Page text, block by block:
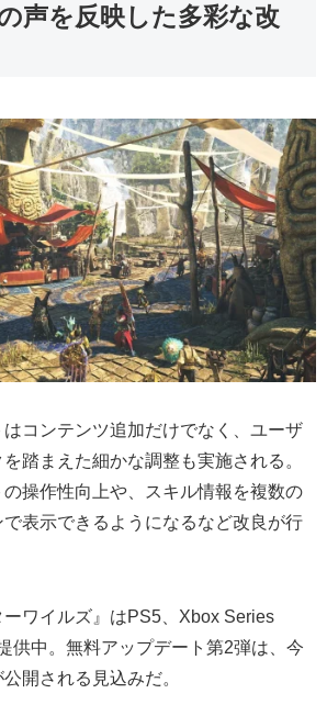
声を反映した多彩な改
コンテンツ追加だけでなく、ユーザ
踏まえた細かな調整も実施される。
操作性向上や、スキル情報を複数の
表示できるようになるなど改良が行
ーワイルズ』はPS5、Xbox Series
供中。無料アップデート第2弾は、今
開される見込みだ。